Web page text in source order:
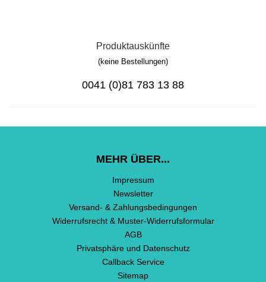
Produktauskünfte
(keine Bestellungen)
0041 (0)81 783 13 88
MEHR ÜBER...
Impressum
Newsletter
Versand- & Zahlungsbedingungen
Widerrufsrecht & Muster-Widerrufsformular
AGB
Privatsphäre und Datenschutz
Callback Service
Sitemap